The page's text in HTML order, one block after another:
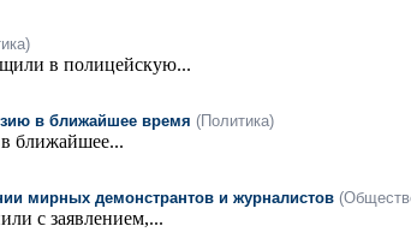
в полицейскую...
в ближайшее время (Политика)
ближайшее...
мирных демонстрантов и журналистов
с заявлением,...